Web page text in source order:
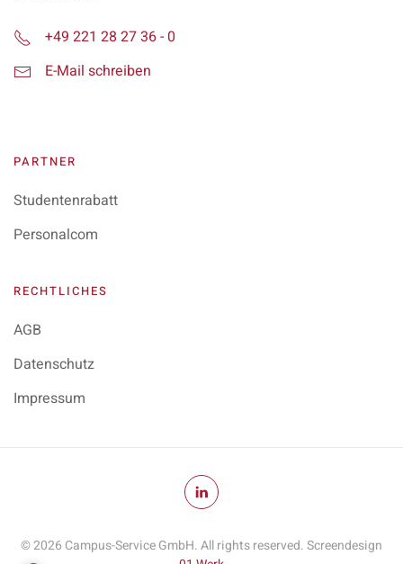
t
a
+49 221 28 27 36 - 0
E-Mail schreiben
PARTNER
Studentenrabatt
Personalcom
RECHTLICHES
AGB
Datenschutz
Impressum
©2026 Campus-Service GmbH. All rights reserved. Screendesign